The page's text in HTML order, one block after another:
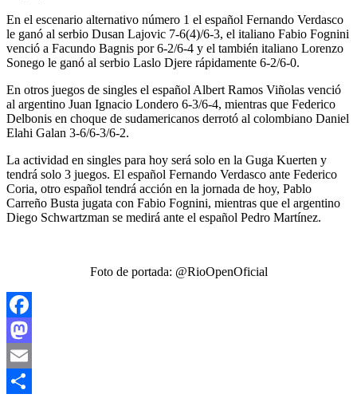
En el escenario alternativo número 1 el español Fernando Verdasco
le ganó al serbio Dusan Lajovic 7-6(4)/6-3, el italiano Fabio Fognini
venció a Facundo Bagnis por 6-2/6-4 y el también italiano Lorenzo
Sonego le ganó al serbio Laslo Djere rápidamente 6-2/6-0.
En otros juegos de singles el español Albert Ramos Viñolas venció
al argentino Juan Ignacio Londero 6-3/6-4, mientras que Federico
Delbonis en choque de sudamericanos derrotó al colombiano Daniel
Elahi Galan 3-6/6-3/6-2.
La actividad en singles para hoy será solo en la Guga Kuerten y
tendrá solo 3 juegos. El español Fernando Verdasco ante Federico
Coria, otro español tendrá acción en la jornada de hoy, Pablo
Carreño Busta jugata con Fabio Fognini, mientras que el argentino
Diego Schwartzman se medirá ante el español Pedro Martínez.
Foto de portada: @RioOpenOficial
Facebook
Mastodon
Email